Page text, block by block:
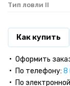
Тип ловли II
Как купить
Оформить
По телефону: 8
По